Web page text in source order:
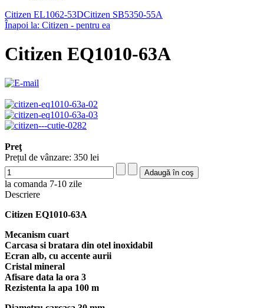
Citizen EL1062-53DCitizen SB5350-55A
Înapoi la: Citizen - pentru ea
Citizen EQ1010-63A
Preţ
Prețul de vânzare: 350 lei
la comanda 7-10 zile
Descriere
Citizen EQ1010-63A
Mecanism cuart
Carcasa si bratara din otel inoxidabil
Ecran alb, cu accente aurii
Cristal mineral
Afisare data la ora 3
Rezistenta la apa 100 m